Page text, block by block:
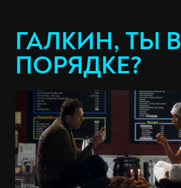
ГАЛКИН, ТЫ В
ПОРЯДКЕ?